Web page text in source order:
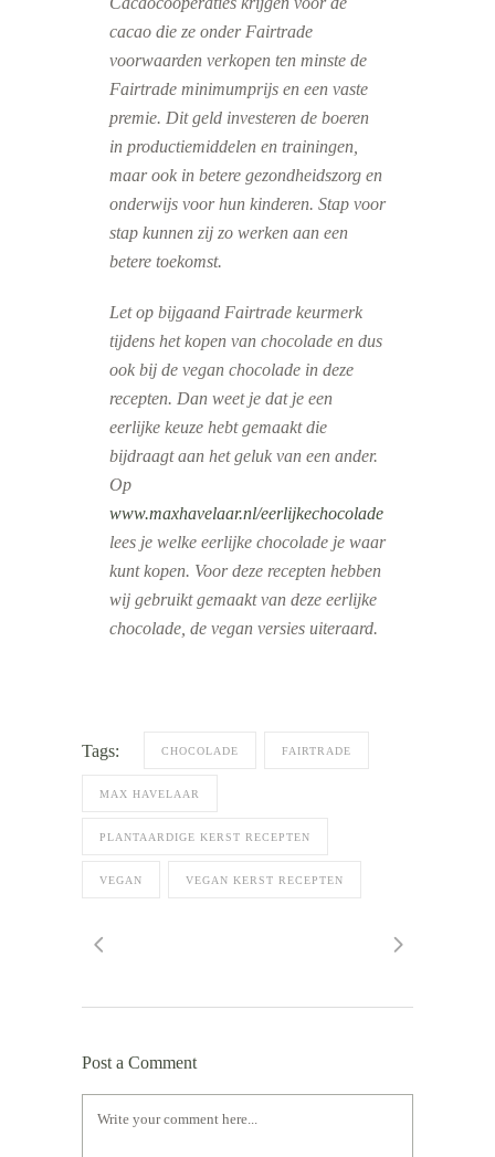
cacao die ze onder Fairtrade
voorwaarden verkopen ten minste de
Fairtrade minimumprijs en een vaste
premie. Dit geld investeren de boeren
in productiemiddelen en trainingen,
maar ook in betere gezondheidszorg en
onderwijs voor hun kinderen. Stap voor
stap kunnen zij zo werken aan een
betere toekomst.
Let op bijgaand Fairtrade keurmerk
tijdens het kopen van chocolade en dus
ook bij de vegan chocolade in deze
recepten. Dan weet je dat je een
eerlijke keuze hebt gemaakt die
bijdraagt aan het geluk van een ander.
Op
www.maxhavelaar.nl/eerlijkechocolade
lees je welke eerlijke chocolade je waar
kunt kopen. Voor deze recepten hebben
wij gebruikt gemaakt van deze eerlijke
chocolade, de vegan versies uiteraard.
Tags: CHOCOLADE FAIRTRADE
MAX HAVELAAR
PLANTAARDIGE KERST RECEPTEN
VEGAN VEGAN KERST RECEPTEN
Post a Comment